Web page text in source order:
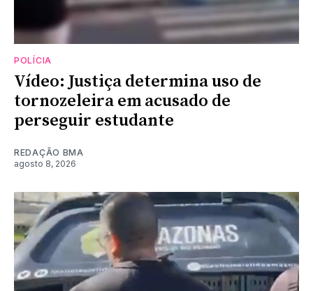
POLÍCIA
Vídeo: Justiça determina uso de
tornozeleira em acusado de
perseguir estudante
REDAÇÃO BMA
agosto 8, 2026